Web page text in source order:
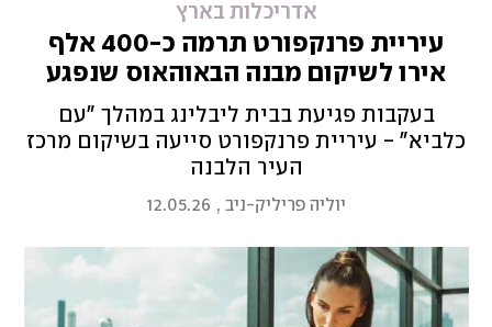
אדריכלות בארץ
עיריית פרנקפורט תרמה כ-400 אלף
אירו לשיקום מבנה הבאוהאוס שנפגע
מטיל איראני
בעקבות פגיעת בבית ליבלינג במהלך "עם
כלביא" - עיריית פרנקפורט סייעה בשיקום מרכז
העיר הלבנה
יוליה פריליק-ניב,
12.05.26